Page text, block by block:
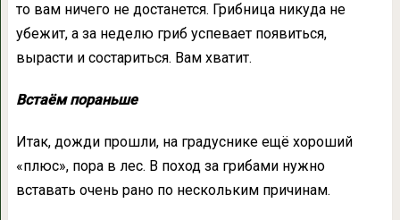
то вам ничего не достанется. Грибница никуда не
убежит, а за неделю гриб успевает появиться,
вырасти и состариться. Вам хватит.
Встаём пораньше
Итак, дожди прошли, на градуснике ещё хороший
«плюс», пора в лес. В поход за грибами нужно
вставать очень рано по нескольким причинам.